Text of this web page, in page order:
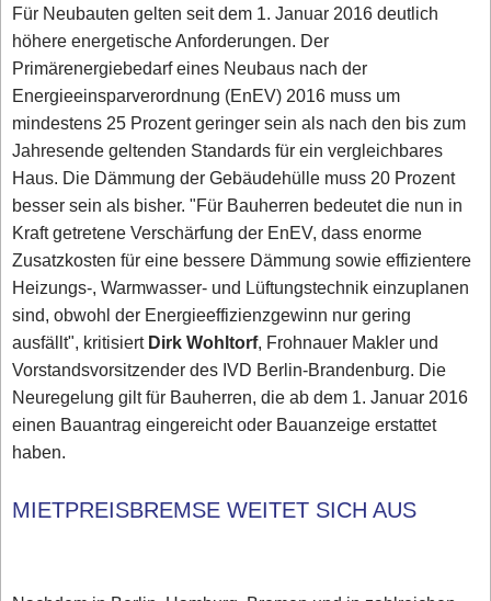
Für Neubauten gelten seit dem 1. Januar 2016 deutlich
höhere energetische Anforderungen. Der
Primärenergiebedarf eines Neubaus nach der
Energieeinsparverordnung (EnEV) 2016 muss um
mindestens 25 Prozent geringer sein als nach den bis zum
Jahresende geltenden Standards für ein vergleichbares
Haus. Die Dämmung der Gebäudehülle muss 20 Prozent
besser sein als bisher. "Für Bauherren bedeutet die nun in
Kraft getretene Verschärfung der EnEV, dass enorme
Zusatzkosten für eine bessere Dämmung sowie effizientere
Heizungs-, Warmwasser- und Lüftungstechnik einzuplanen
sind, obwohl der Energieeffizienzgewinn nur gering
ausfällt", kritisiertDirk Wohltorf, Frohnauer Makler und
Vorstandsvorsitzender des IVD Berlin-Brandenburg. Die
Neuregelung gilt für Bauherren, die ab dem 1. Januar 2016
einen Bauantrag eingereicht oder Bauanzeige erstattet
haben.
MIETPREISBREMSE WEITET SICH AUS